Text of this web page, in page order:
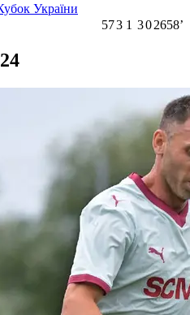
України
573 1 302658ʼ